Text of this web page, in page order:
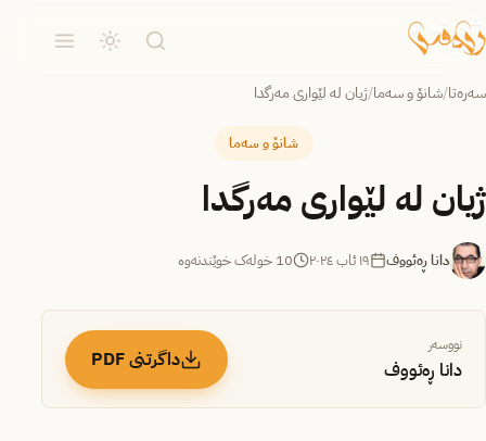
سەرەتا/شانۆ و سەما/ژیان لە لێواری مەرگدا
شانۆ و سەما
ژیان لە لێواری مەرگدا
دانا ڕەئووف ١٩ ئاب ٢٠٢٤ 10 خولەک خوێندنەوە
نووسەر
دانا ڕەئووف داگرتنی PDF